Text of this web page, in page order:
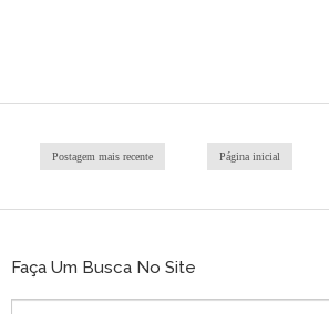
Postagem mais recente Página inicial
Faça Um Busca No Site